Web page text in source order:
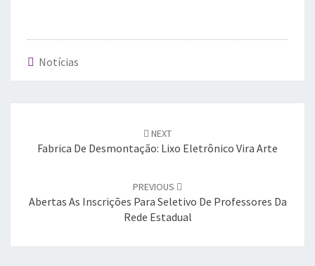
Notícias
NEXT
Fabrica De Desmontação: Lixo Eletrônico Vira Arte
PREVIOUS
Abertas As Inscrições Para Seletivo De Professores Da
Rede Estadual